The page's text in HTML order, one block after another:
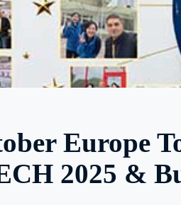
Europe
2025 &